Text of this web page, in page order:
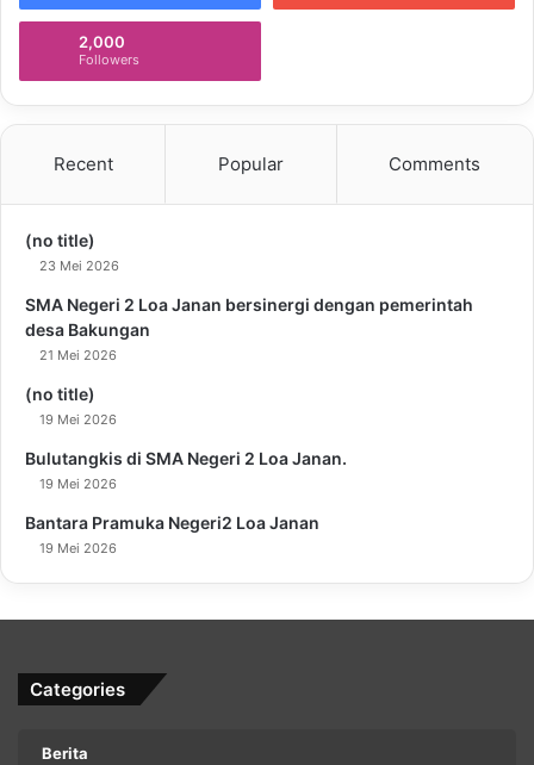
2,000
Followers
Recent Popular Comments
(no title)
23 Mei 2026
SMA Negeri 2 Loa Janan bersinergi dengan pemerintah
desa Bakungan
21 Mei 2026
(no title)
19 Mei 2026
Bulutangkis di SMA Negeri 2 Loa Janan.
19 Mei 2026
Bantara Pramuka Negeri2 Loa Janan
19 Mei 2026
Categories
Berita